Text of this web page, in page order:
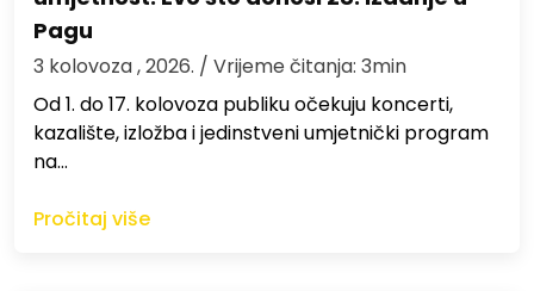
Pagu
3 kolovoza , 2026. / Vrijeme čitanja: 3min
Od 1. do 17. kolovoza publiku očekuju koncerti,
kazalište, izložba i jedinstveni umjetnički program
na…
Pročitaj više